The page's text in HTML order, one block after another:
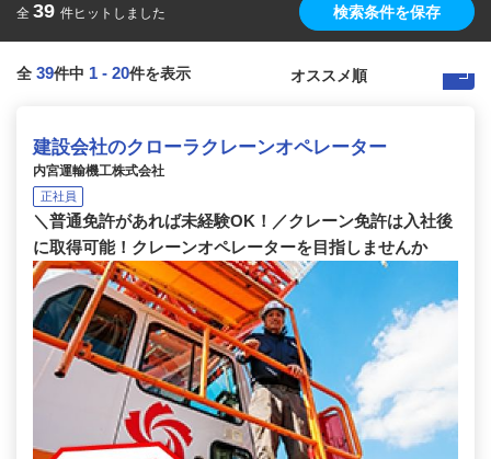
全 39 件ヒットしました 検索条件を保存
全 39件中 1 - 20件を表示
建設会社のクローラクレーンオペレーター
内宮運輸機工株式会社
正社員
＼普通免許があれば未経験OK！／クレーン免許は入社後
に取得可能！クレーンオペレーターを目指しませんか